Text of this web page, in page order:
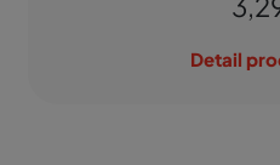
Detail